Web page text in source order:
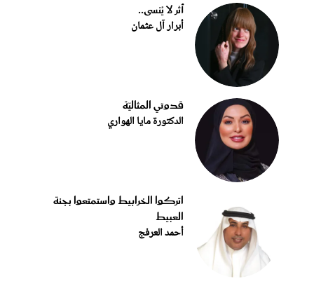
أثر لا يُنسى..
أبرار آل عثمان
قدوتي المثاليّة
الدكتورة مايا الهواري
اتركوا الخرابيط واستمتعوا بجنة
العبيط
أحمد العرفج